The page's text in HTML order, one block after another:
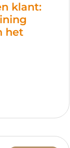
klant:
het